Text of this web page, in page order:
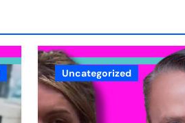
Uncategorized